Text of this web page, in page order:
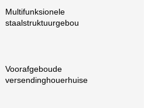
Multifunksionele
staalstruktuurgebou
Voorafgeboude
versendinghouerhuise